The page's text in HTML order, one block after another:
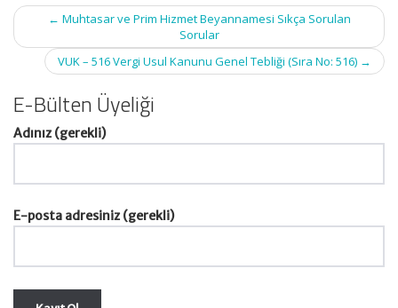
Post
navigation
← Muhtasar ve Prim Hizmet Beyannamesi Sıkça Sorulan
Sorular
VUK – 516 Vergi Usul Kanunu Genel Tebliği (Sıra No: 516) →
E-Bülten Üyeliği
Adınız (gerekli)
E-posta adresiniz (gerekli)